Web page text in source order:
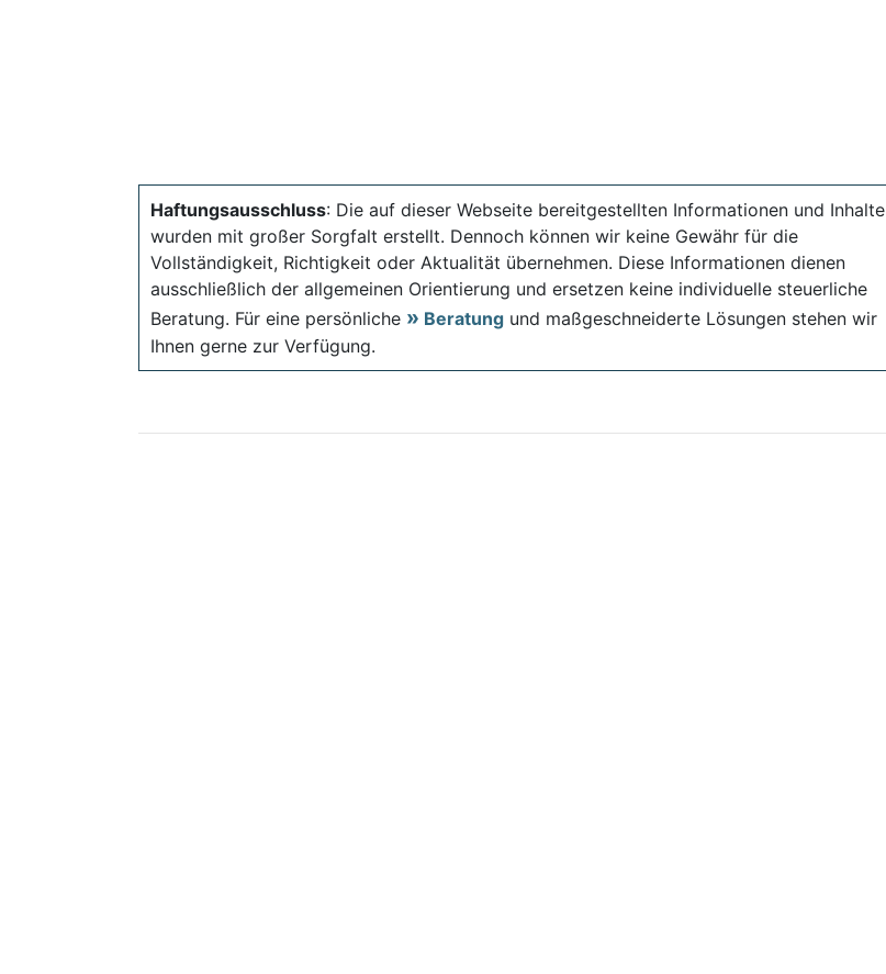
Haftungsausschluss: Die auf dieser Webseite bereitgestellten Informationen und Inhalte
wurden mit großer Sorgfalt erstellt. Dennoch können wir keine Gewähr für die
Vollständigkeit, Richtigkeit oder Aktualität übernehmen. Diese Informationen dienen
ausschließlich der allgemeinen Orientierung und ersetzen keine individuelle steuerliche
Beratung. Für eine persönliche
Beratung und maßgeschneiderte Lösungen stehen wir
Ihnen gerne zur Verfügung.